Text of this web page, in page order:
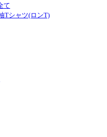
て
Tシャツ(ロンT)